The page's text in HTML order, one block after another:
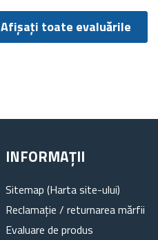
Afișați toate evaluările
INFORMAȚII
Sitemap (Harta site-ului)
Reclamație / returnarea mărfii
Evaluare de produs